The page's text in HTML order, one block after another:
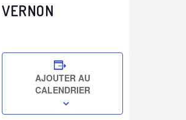
VERNON
AJOUTER AU
CALENDRIER